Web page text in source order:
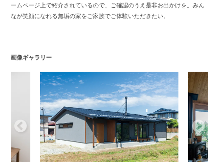
ームページ上で紹介されているので、ご確認のうえ是非お出かけを。みん
なが笑顔になれる無垢の家をご家族でご体験いただきたい。
画像ギャラリー